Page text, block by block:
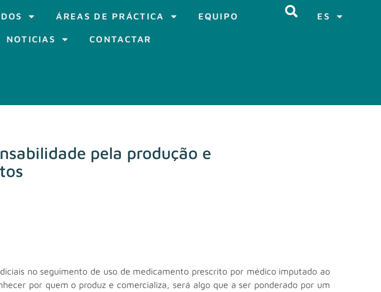
ÁREAS DE PRÁCTICA EQUIPO
NOTICIAS CONTACTAR
ES
pela produção e
no seguimento de uso de medicamento prescrito por médico imputado ao
por quem o produz e comercializa, será algo que a ser ponderado por um